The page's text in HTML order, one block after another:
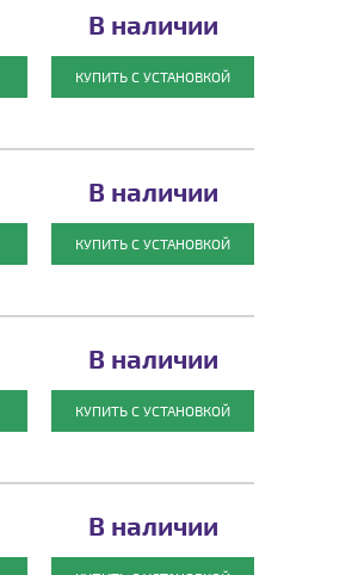
В наличии
КУПИТЬ С УСТАНОВКОЙ
В наличии
КУПИТЬ С УСТАНОВКОЙ
В наличии
КУПИТЬ С УСТАНОВКОЙ
В наличии